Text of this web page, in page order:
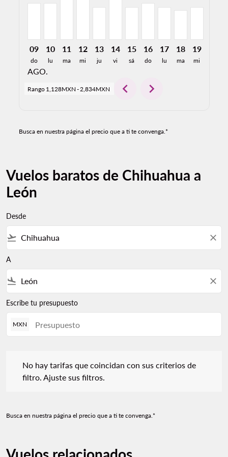
09
do
AGO.
10
lu
11
ma
12
mi
13
ju
14
vi
15
sá
16
do
17
lu
18
ma
19
mi
Rango 1,128MXN -2,834MXN chevron_left chevron_right
Busca en nuestra página el precio que a ti te convenga.*
Vuelos baratos de Chihuahua a
León
Desde
flight_takeoff close
A
flight_land close
Escribe tu presupuesto
MXN
No hay tarifas que coincidan con sus criterios de
filtro. Ajuste sus filtros.
Busca en nuestra página el precio que a ti te convenga.*